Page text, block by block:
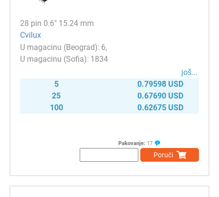
28 pin 0.6" 15.24 mm
Cvilux
6
1834
јоš...
5
0.79598 USD
25
0.67690 USD
100
0.62675 USD
Pakovanje: 17
Poruči